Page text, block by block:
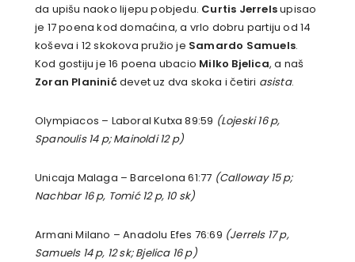
da upišu naoko lijepu pobjedu. Curtis Jerrelsupisao
je 17 poena kod domaćina, a vrlo dobru partiju od 14
koševa i 12 skokova pružio je Samardo Samuels.
Kod gostiju je 16 poena ubacio Milko Bjelica, a naš
Zoran Planinićdevet uz dva skoka i četiri asista.
Olympiacos – Laboral Kutxa 89:59 (Lojeski 16 p,
Spanoulis 14 p; Mainoldi 12 p)
Unicaja Malaga – Barcelona 61:77 (Calloway 15 p;
Nachbar 16 p, Tomić 12 p, 10 sk)
Armani Milano – Anadolu Efes 76:69 (Jerrels 17 p,
Samuels 14 p, 12 sk; Bjelica 16 p)